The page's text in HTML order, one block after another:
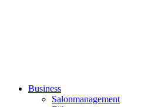
Business
Salonmanagement